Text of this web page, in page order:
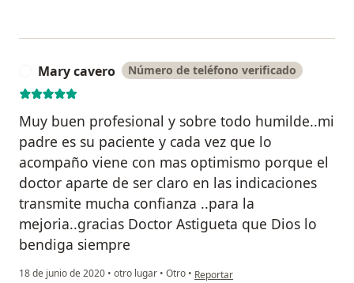
Mary cavero Número de teléfono verificado
Muy buen profesional y sobre todo humilde..mi
padre es su paciente y cada vez que lo
acompaño viene con mas optimismo porque el
doctor aparte de ser claro en las indicaciones
transmite mucha confianza ..para la
mejoria..gracias Doctor Astigueta que Dios lo
bendiga siempre
18 de junio de 2020 • otro lugar • Otro • en opinión del usuario Mary cavero
Reportar